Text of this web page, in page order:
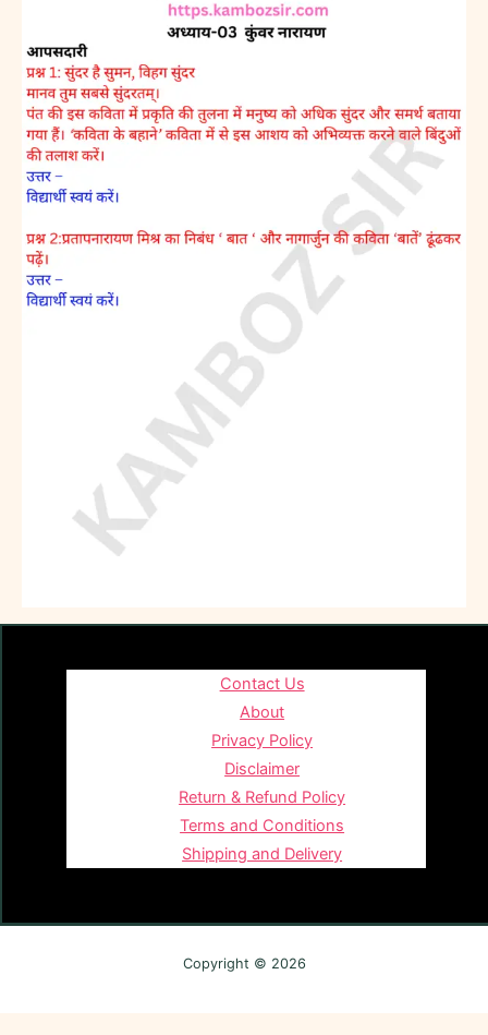
Contact Us
About
Privacy Policy
Disclaimer
Return & Refund Policy
Terms and Conditions
Shipping and Delivery
Copyright © 2026